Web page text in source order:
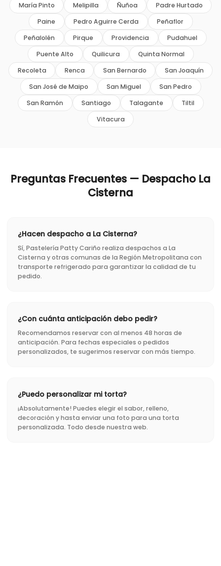
María Pinto Melipilla Ñuñoa
Padre Hurtado
Paine
Pedro Aguirre Cerda
Peñaflor
Peñalolén
Pirque Providencia
Pudahuel
Puente Alto
Quilicura
Quinta Normal
Recoleta
Renca San Bernardo
San Joaquín
San José de Maipo
San Miguel
San Pedro
San Ramón
Santiago Talagante
Tiltil
Vitacura
Preguntas Frecuentes — Despacho La
Cisterna
¿Hacen despacho a La Cisterna?
Sí, Pastelería Patty Cariño realiza despachos a La
Cisterna y otras comunas de la Región Metropolitana con
transporte refrigerado para garantizar la calidad de tu
pedido.
¿Con cuánta anticipación debo pedir?
Recomendamos reservar con al menos 48 horas de
anticipación. Para fechas especiales o pedidos
personalizados, te sugerimos reservar con más tiempo.
¿Puedo personalizar mi torta?
¡Absolutamente! Puedes elegir el sabor, relleno,
decoración y hasta enviar una foto para una torta
personalizada. Todo desde nuestra web.